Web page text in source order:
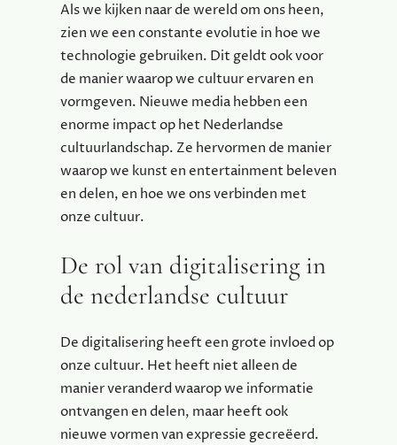
Als we kijken naar de wereld om ons heen,
zien we een constante evolutie in hoe we
technologie gebruiken. Dit geldt ook voor
de manier waarop we cultuur ervaren en
vormgeven. Nieuwe media hebben een
enorme impact op het Nederlandse
cultuurlandschap. Ze hervormen de manier
waarop we kunst en entertainment beleven
en delen, en hoe we ons verbinden met
onze cultuur.
De rol van digitalisering in
de nederlandse cultuur
De digitalisering heeft een grote invloed op
onze cultuur. Het heeft niet alleen de
manier veranderd waarop we informatie
ontvangen en delen, maar heeft ook
nieuwe vormen van expressie gecreëerd.